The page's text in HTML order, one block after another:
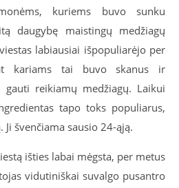
kuriems buvo sunku
daugybę maistingų medžiagų
labiausiai išpopuliarėjo per
kariams tai buvo skanus ir
gauti reikiamų medžiagų. Laikui
tapo toks populiarus,
švenčiama sausio 24-ąją.
išties labai mėgsta, per metus
vidutiniškai suvalgo pusantro